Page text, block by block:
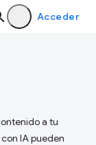
Acceder
a tu
IA pueden